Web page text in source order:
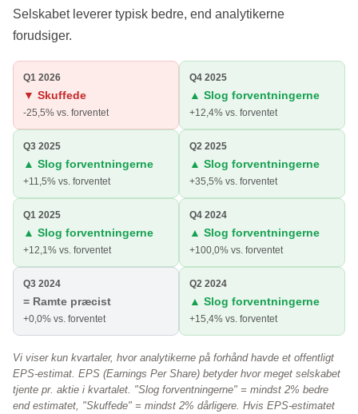
Selskabet leverer typisk bedre, end analytikerne
forudsiger.
Q1 2026
▼ Skuffede
-25,5% vs. forventet
Q4 2025
▲ Slog forventningerne
+12,4% vs. forventet
Q3 2025
▲ Slog forventningerne
+11,5% vs. forventet
Q2 2025
▲ Slog forventningerne
+35,5% vs. forventet
Q1 2025
▲ Slog forventningerne
+12,1% vs. forventet
Q4 2024
▲ Slog forventningerne
+100,0% vs. forventet
Q3 2024
= Ramte præcist
+0,0% vs. forventet
Q2 2024
▲ Slog forventningerne
+15,4% vs. forventet
Vi viser kun kvartaler, hvor analytikerne på forhånd havde et offentligt
EPS-estimat. EPS (Earnings Per Share) betyder hvor meget selskabet
tjente pr. aktie i kvartalet. "Slog forventningerne" = mindst 2% bedre
end estimatet, "Skuffede" = mindst 2% dårligere. Hvis EPS-estimatet